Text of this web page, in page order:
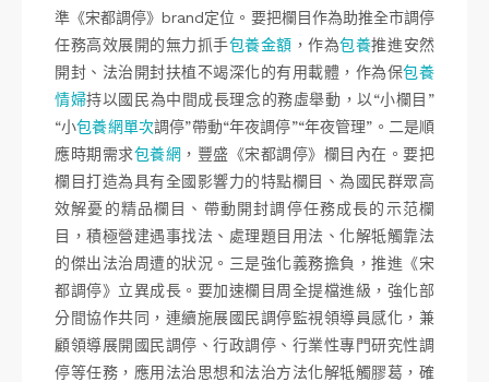
準《宋都調停》brand定位。要把欄目作為助推全市調停
任務高效展開的無力抓手包養金額 ，作為包養推進安然
開封、法治開封扶植不竭深化的有用載體，作為保包養
情婦持以國民為中間成長理念的務虛舉動，以“小欄目”
“小包養網單次調停”帶動“年夜調停”“年夜管理”。二是順
應時期需求包養網 ，豐盛《宋都調停》欄目內在。要把
欄目打造為具有全國影響力的特點欄目、為國民群眾高
效解憂的精品欄目、帶動開封調停任務成長的示范欄
目，積極營建遇事找法、處理題目用法、化解牴觸靠法
的傑出法治周遭的狀況。三是強化義務擔負，推進《宋
都調停》立異成長。要加速欄目周全提檔進級，強化部
分間協作共同，連續施展國民調停監視領導員感化，兼
顧領導展開國民調停、行政調停、行業性專門研究性調
停等任務，應用法治思想和法治方法化解牴觸膠葛，確